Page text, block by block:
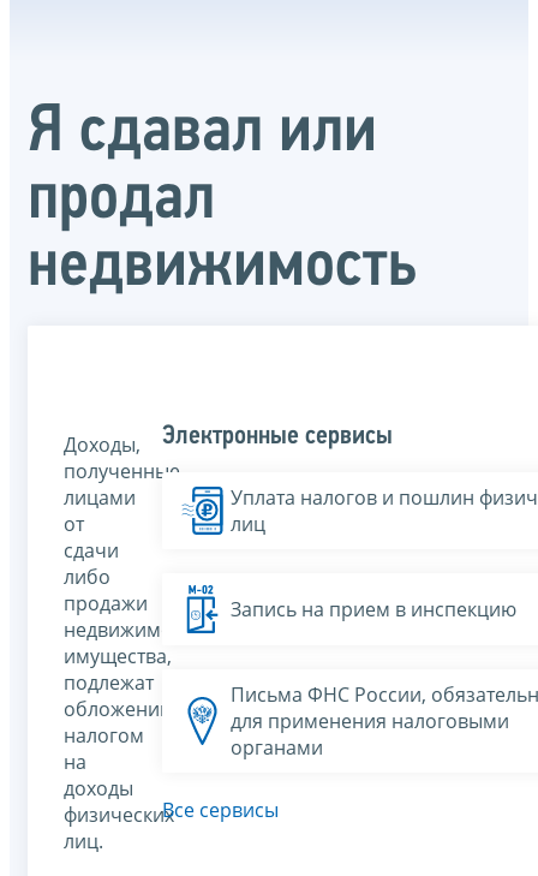
Я сдавал или
продал
недвижимость
Доходы,
полученные
лицами
от
сдачи
либо
продажи
недвижимого
имущества,
подлежат
обложению
налогом
на
доходы
физических
лиц.
Электронные сервисы
Уплата налогов и пошлин
лиц
Запись на прием в инспекцию
Письма ФНС России,
для применения налоговыми
органами
Все сервисы